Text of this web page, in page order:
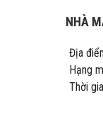
NHÀ
Địa
Hạng
Thời